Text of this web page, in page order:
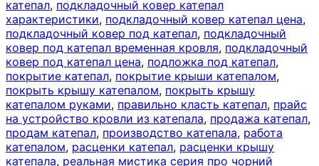
катепал, подкладочный ковер катепал
характеристики, подкладочный ковер катепал цена,
подкладочный ковер под катепал, подкладочный
ковер под катепал временная кровля, подкладочный
ковер под катепал цена, подложка под катепал,
покрытие катепал, покрытие крыши катепалом,
покрыть крышу катепалом, покрыть крышу
катепалом руками, правильно класть катепал, прайс
на устройство кровли из катепала, продажа катепал,
продам катепал, производство катепала, работа
катепалом, расценки катепал, расценки крышу
катепала, реальная мистика серия про чорний